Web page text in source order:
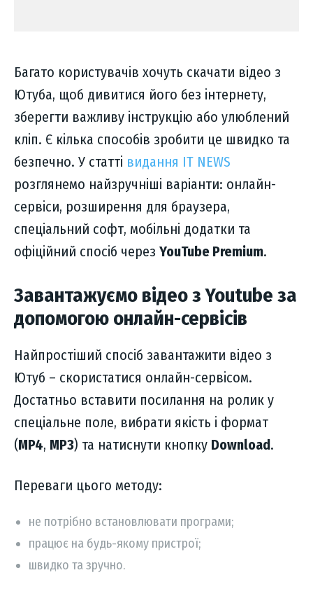
Багато користувачів хочуть скачати відео з
Ютуба, щоб дивитися його без інтернету,
зберегти важливу інструкцію або улюблений
кліп. Є кілька способів зробити це швидко та
безпечно. У статті видання IT NEWS
розглянемо найзручніші варіанти: онлайн-
сервіси, розширення для браузера,
спеціальний софт, мобільні додатки та
офіційний спосіб через YouTube Premium.
Завантажуємо відео з Youtube за
допомогою онлайн-сервісів
Найпростіший спосіб завантажити відео з
Ютуб – скористатися онлайн-сервісом.
Достатньо вставити посилання на ролик у
спеціальне поле, вибрати якість і формат
(MP4, MP3) та натиснути кнопку Download.
Переваги цього методу:
не потрібно встановлювати програми;
працює на будь-якому пристрої;
швидко та зручно.